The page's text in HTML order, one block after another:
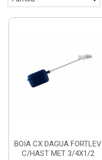
BOIA CX DAGUA FORTLEV
C/HAST MET 3/4X1/2